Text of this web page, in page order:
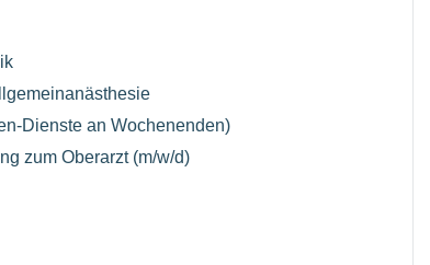
Dienste an Wochenenden)
zum Oberarzt (m/w/d)